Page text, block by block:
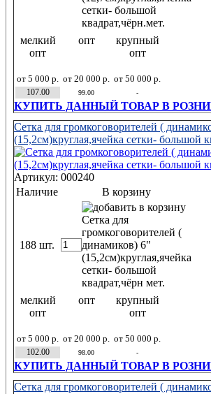
мелкий
опт
от 5 000 р.
опт
от 20 000 р.
крупный
опт
от 50 000 р.
107.00
99.00 -
КУПИТЬ ДАННЫЙ ТОВАР В
Сетка для громкоговорителей (
(15,2см)круглая,ячейка сетки- большой
Артикул: 000240
Наличие
В корзину
188 шт.
мелкий
опт
от 5 000 р.
опт
от 20 000 р.
крупный
опт
от 50 000 р.
102.00
98.00 -
КУПИТЬ ДАННЫЙ ТОВАР В
Сетка для громкоговорителей (